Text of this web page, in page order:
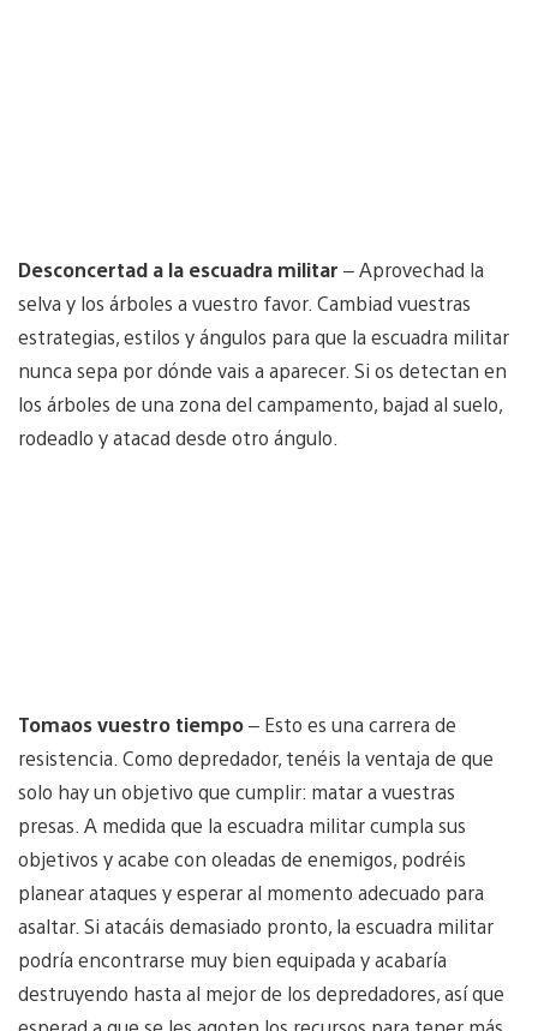
Desconcertad a la escuadra militar – Aprovechad la
selva y los árboles a vuestro favor. Cambiad vuestras
estrategias, estilos y ángulos para que la escuadra militar
nunca sepa por dónde vais a aparecer. Si os detectan en
los árboles de una zona del campamento, bajad al suelo,
rodeadlo y atacad desde otro ángulo.
Tomaos vuestro tiempo– Esto es una carrera de
resistencia. Como depredador, tenéis la ventaja de que
solo hay un objetivo que cumplir: matar a vuestras
presas. A medida que la escuadra militar cumpla sus
objetivos y acabe con oleadas de enemigos, podréis
planear ataques y esperar al momento adecuado para
asaltar. Si atacáis demasiado pronto, la escuadra militar
podría encontrarse muy bien equipada y acabaría
destruyendo hasta al mejor de los depredadores, así que